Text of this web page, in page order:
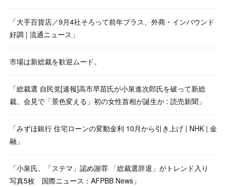
「大手百貨店／9月4社そろって前年プラス、外商・インバウンド
好調 | 流通ニュース」
市場は新総裁を歓迎ムード。
「総裁選 自民党[速報]高市早苗氏が小泉進次郎氏を破って新総
裁、会見で「景色変える」初の女性首相が誕生か : 読売新聞」
「みずほ銀行 住宅ローンの変動金利 10月から引き上げ | NHK | 金
融」
「小泉氏、「ステマ」認め謝罪 「総裁選辞退」がトレンド入り
写真5枚 国際ニュース：AFPBB News」